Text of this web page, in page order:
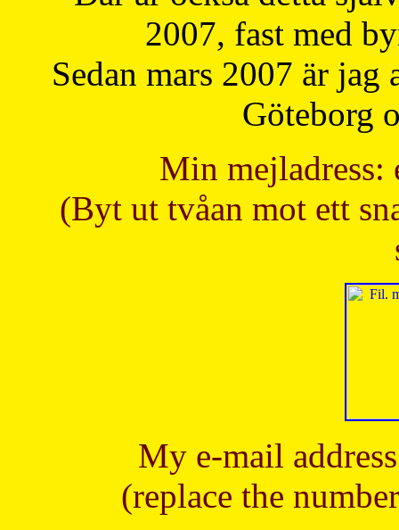
2007, fast med
Sedan mars 2007 är
Göteborg
Min mejladress:
(Byt ut tvåan mot ett
My e-mail
(replace the